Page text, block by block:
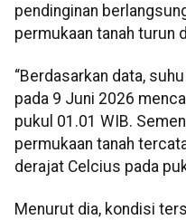
pendinginan
permukaan tanah turun
“Berdasarkan data,
pada 9 Juni 2026
pukul 01.01 WIB.
permukaan tanah
derajat Celcius pada
Menurut dia, kondisi